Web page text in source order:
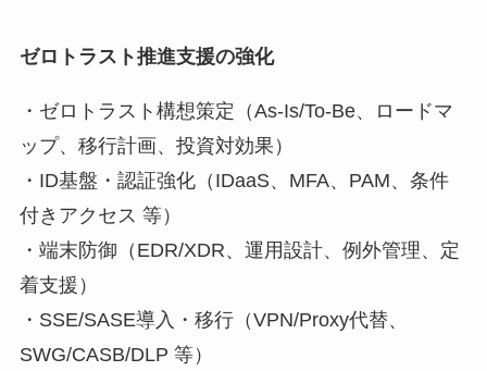
ゼロトラスト推進支援の強化
・ゼロトラスト構想策定（As-Is/To-Be、ロードマ
ップ、移行計画、投資対効果）
・ID基盤・認証強化（IDaaS、MFA、PAM、条件
付きアクセス 等）
・端末防御（EDR/XDR、運用設計、例外管理、定
着支援）
・SSE/SASE導入・移行（VPN/Proxy代替、
SWG/CASB/DLP 等）